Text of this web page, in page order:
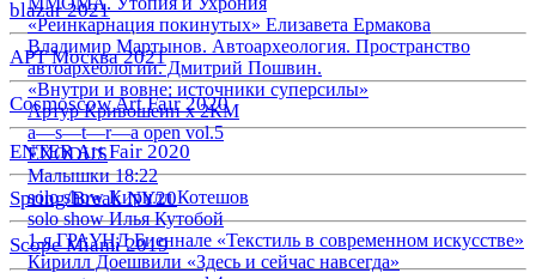
blazar 2021
АРТ Москва 2021
Cosmoscow Art Fair 2020
ENTER Art Fair 2020
Spring/Break NY20
Scope Miami 2019
«Реинкарнация покинутых» Елизавета Ермакова
Владимир Мартынов. Автоархеология. Пространство
автоархеологии. Дмитрий Пошвин.
«Внутри и вовне: источники суперсилы»
Артур Кривошеин х 2КМ
a—s—t—r—a open vol.5
EXODUS
Малышки 18:22
solo show Кирилл Котешов
solo show Илья Кутобой
1-я ГРАУНД Биеннале «Текстиль в современном искусстве»
Кирилл Доешвили «Здесь и сейчас навсегда»